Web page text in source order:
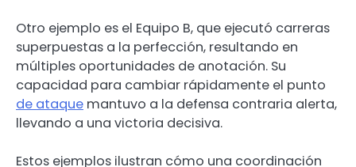
Otro ejemplo es el Equipo B, que ejecutó carreras
superpuestas a la perfección, resultando en
múltiples oportunidades de anotación. Su
capacidad para cambiar rápidamente el punto
de ataque mantuvo a la defensa contraria alerta,
llevando a una victoria decisiva.
Estos ejemplos ilustran cómo una coordinación